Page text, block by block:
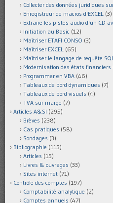
Collecter des données juridiques
Enregistreur de macros d'EXCEL (3)
Extraire les pistes audio d'un CD
Initiation au Basic (12)
Maîtriser ETAFI CONSO (3)
Maîtriser EXCEL (65)
Maîtriser le langage de requête SQL
Modernisation des états
Programmer en VBA (46)
Tableaux de bord dynamiques (7)
Tableaux de bord visuels (4)
TVA sur marge (7)
Articles A&SI (295)
Brèves (238)
Cas pratiques (58)
Sondages (3)
Bibliographie (115)
Articles (15)
Livres & ouvrages (33)
Sites internet (71)
Contrôle des comptes (197)
Comptabilité analytique (2)
Comptes annuels (47)